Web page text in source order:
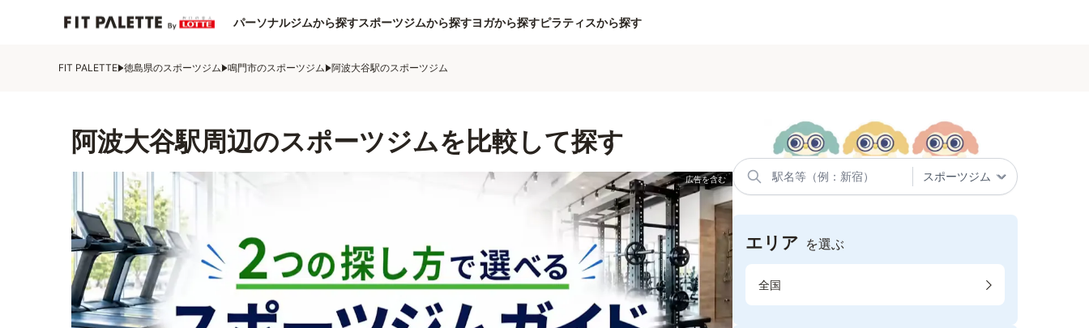
パーソナルジムから探すスポーツジムから探すヨガから探すピラティスから探す
FIT PALETTE 徳島県のスポーツジム 鳴門市のスポーツジム 阿波大谷駅のスポーツジム
阿波大谷駅周辺のスポーツジムを比較して探す
エリア を選ぶ
全国